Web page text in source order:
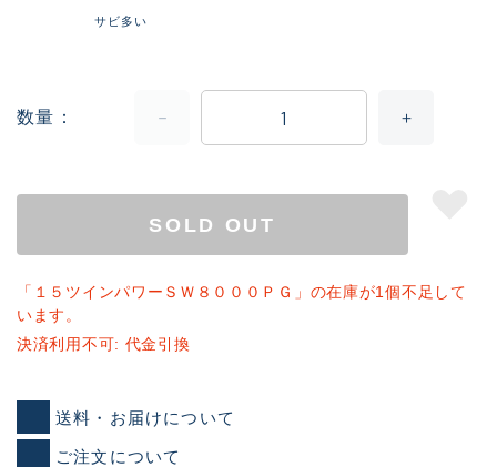
サビ多い
数量
SOLD OUT
「１５ツインパワーＳＷ８０００ＰＧ」の在庫が1個不足して
います。
決済利用不可: 代金引換
送料・お届けについて
ご注文について